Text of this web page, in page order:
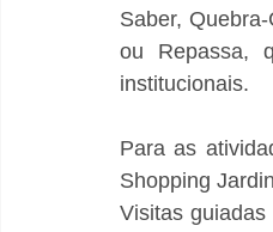
Saber,
ou Repassa,
institucionais.
Para as
Shopping
Visitas